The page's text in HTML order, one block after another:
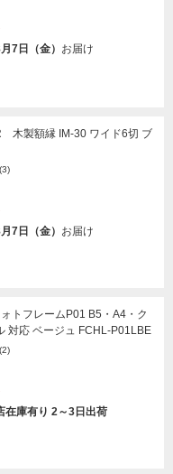
7日（金） お届け
木製額縁 IM-30 ワイド6切 ブ
(3)
7日（金） お届け
トフレームP01 B5・A4・ク
対応 ベージュ FCHL-P01LBE
(2)
在庫有り 2～3日出荷